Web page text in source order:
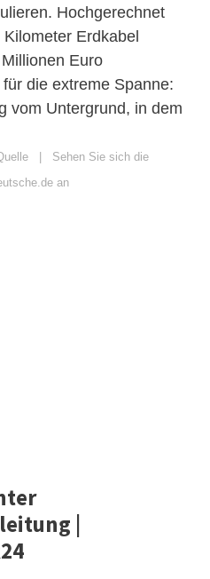
Hochgerechnet
Erdkabel
Euro
die extreme Spanne:
vom Untergrund, in dem
Sehen Sie sich die
an
|